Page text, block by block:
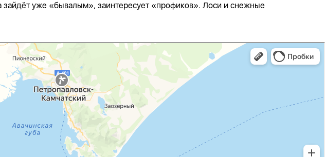
зайдёт уже «бывалым», заинтересует «профиков». Лоси и снежные